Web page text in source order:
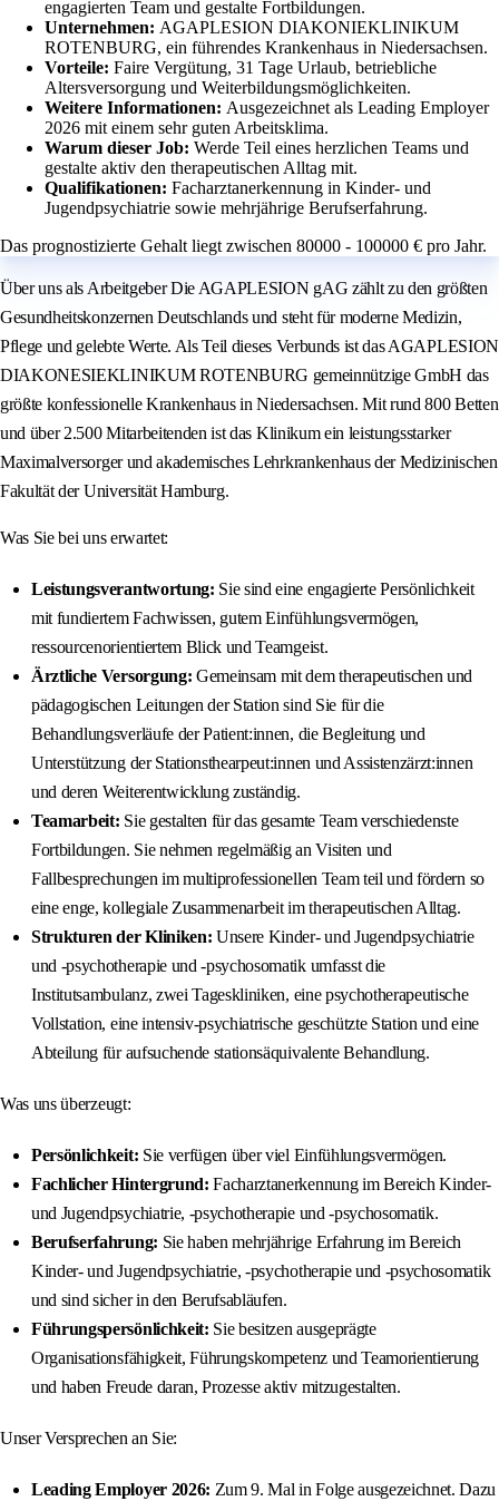
engagierten Team und gestalte Fortbildungen.
Unternehmen: AGAPLESION DIAKONIEKLINIKUM
ROTENBURG, ein führendes Krankenhaus in Niedersachsen.
Vorteile: Faire Vergütung, 31 Tage Urlaub, betriebliche
Altersversorgung und Weiterbildungsmöglichkeiten.
Weitere Informationen: Ausgezeichnet als Leading Employer
2026 mit einem sehr guten Arbeitsklima.
Warum dieser Job: Werde Teil eines herzlichen Teams und
gestalte aktiv den therapeutischen Alltag mit.
Qualifikationen: Facharztanerkennung in Kinder- und
Jugendpsychiatrie sowie mehrjährige Berufserfahrung.
Das prognostizierte Gehalt liegt zwischen 80000 - 100000 € pro Jahr.
Über uns als Arbeitgeber Die AGAPLESION gAG zählt zu den größten
Gesundheitskonzernen Deutschlands und steht für moderne Medizin,
Pflege und gelebte Werte. Als Teil dieses Verbunds ist das AGAPLESION
DIAKONESIEKLINIKUM ROTENBURG gemeinnützige GmbH das
größte konfessionelle Krankenhaus in Niedersachsen. Mit rund 800 Betten
und über 2.500 Mitarbeitenden ist das Klinikum ein leistungsstarker
Maximalversorger und akademisches Lehrkrankenhaus der Medizinischen
Fakultät der Universität Hamburg.
Was Sie bei uns erwartet:
Leistungsverantwortung: Sie sind eine engagierte Persönlichkeit
mit fundiertem Fachwissen, gutem Einfühlungsvermögen,
ressourcenorientiertem Blick und Teamgeist.
Ärztliche Versorgung: Gemeinsam mit dem therapeutischen und
pädagogischen Leitungen der Station sind Sie für die
Behandlungsverläufe der Patient:innen, die Begleitung und
Unterstützung der Stationsthearpeut:innen und Assistenzärzt:innen
und deren Weiterentwicklung zuständig.
Teamarbeit: Sie gestalten für das gesamte Team verschiedenste
Fortbildungen. Sie nehmen regelmäßig an Visiten und
Fallbesprechungen im multiprofessionellen Team teil und fördern so
eine enge, kollegiale Zusammenarbeit im therapeutischen Alltag.
Strukturen der Kliniken: Unsere Kinder- und Jugendpsychiatrie
und -psychotherapie und -psychosomatik umfasst die
Institutsambulanz, zwei Tageskliniken, eine psychotherapeutische
Vollstation, eine intensiv-psychiatrische geschützte Station und eine
Abteilung für aufsuchende stationsäquivalente Behandlung.
Was uns überzeugt:
Persönlichkeit: Sie verfügen über viel Einfühlungsvermögen.
Fachlicher Hintergrund: Facharztanerkennung im Bereich Kinder-
und Jugendpsychiatrie, -psychotherapie und -psychosomatik.
Berufserfahrung: Sie haben mehrjährige Erfahrung im Bereich
Kinder- und Jugendpsychiatrie, -psychotherapie und -psychosomatik
und sind sicher in den Berufsabläufen.
Führungspersönlichkeit: Sie besitzen ausgeprägte
Organisationsfähigkeit, Führungskompetenz und Teamorientierung
und haben Freude daran, Prozesse aktiv mitzugestalten.
Unser Versprechen an Sie:
Leading Employer 2026: Zum 9. Mal in Folge ausgezeichnet. Dazu